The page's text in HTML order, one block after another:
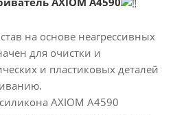
на основе неагрессивных
для очистки и
и пластиковых деталей
AXIOM A4590